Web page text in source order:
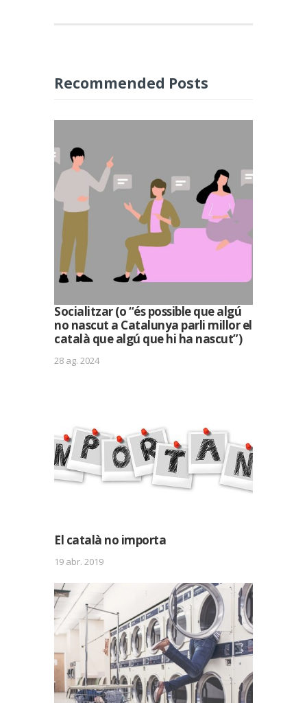
Recommended Posts
Socialitzar (o “és possible que algú
no nascut a Catalunya parli millor el
català que algú que hi ha nascut”)
28 ag. 2024
El català no importa
19 abr. 2019